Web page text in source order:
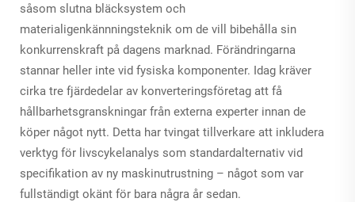
såsom slutna bläcksystem och
materialigenkännningsteknik om de vill bibehålla sin
konkurrenskraft på dagens marknad. Förändringarna
stannar heller inte vid fysiska komponenter. Idag kräver
cirka tre fjärdedelar av konverteringsföretag att få
hållbarhetsgranskningar från externa experter innan de
köper något nytt. Detta har tvingat tillverkare att inkludera
verktyg för livscykelanalys som standardalternativ vid
specifikation av ny maskinutrustning – något som var
fullständigt okänt för bara några år sedan.